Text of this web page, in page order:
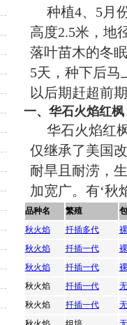
种植4、5月
高度2.5米，地
落叶苗木的冬
5天，种下后马
以后期赶超前
一、华石火焰红
华石火焰红
仅继承了美国
耐旱且耐涝，
加宽广。有‘秋
品种名 繁殖
秋火焰
扦插多代
秋火焰
扦插一代
秋火焰
扦插一代
秋火焰
扦插一代
秋火焰
扦插一代